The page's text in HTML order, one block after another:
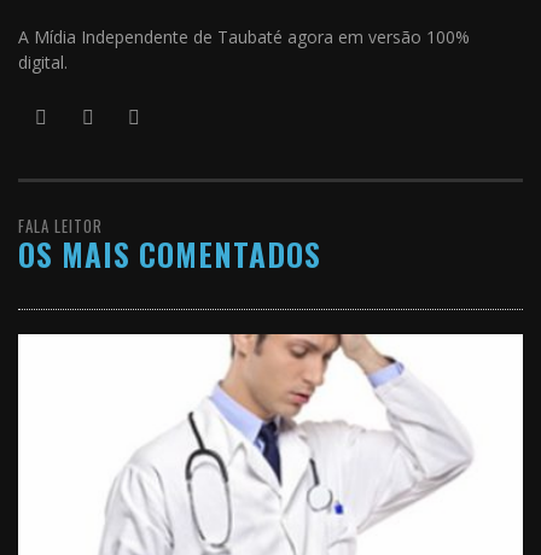
A Mídia Independente de Taubaté agora em versão 100%
digital.
FALA LEITOR
OS MAIS COMENTADOS